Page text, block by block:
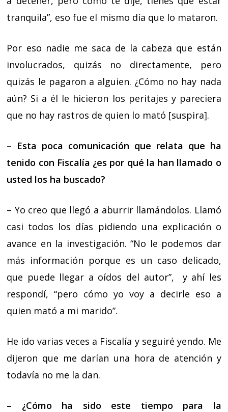
tranquila”, eso fue el mismo día que lo mataron.
Por eso nadie me saca de la cabeza que están
involucrados, quizás no directamente, pero
quizás le pagaron a alguien. ¿Cómo no hay nada
aún? Si a él le hicieron los peritajes y pareciera
que no hay rastros de quien lo mató [suspira].
– Esta poca comunicación que relata que ha
tenido con Fiscalía ¿es por qué la han llamado o
usted los ha buscado?
– Yo creo que llegó a aburrir llamándolos. Llamó
casi todos los días pidiendo una explicación o
avance en la investigación. “No le podemos dar
más información porque es un caso delicado,
que puede llegar a oídos del autor”, y ahí les
respondí, “pero cómo yo voy a decirle eso a
quien mató a mi marido”.
He ido varias veces a Fiscalía y seguiré yendo. Me
dijeron que me darían una hora de atención y
todavía no me la dan.
– ¿Cómo ha sido este tiempo para la